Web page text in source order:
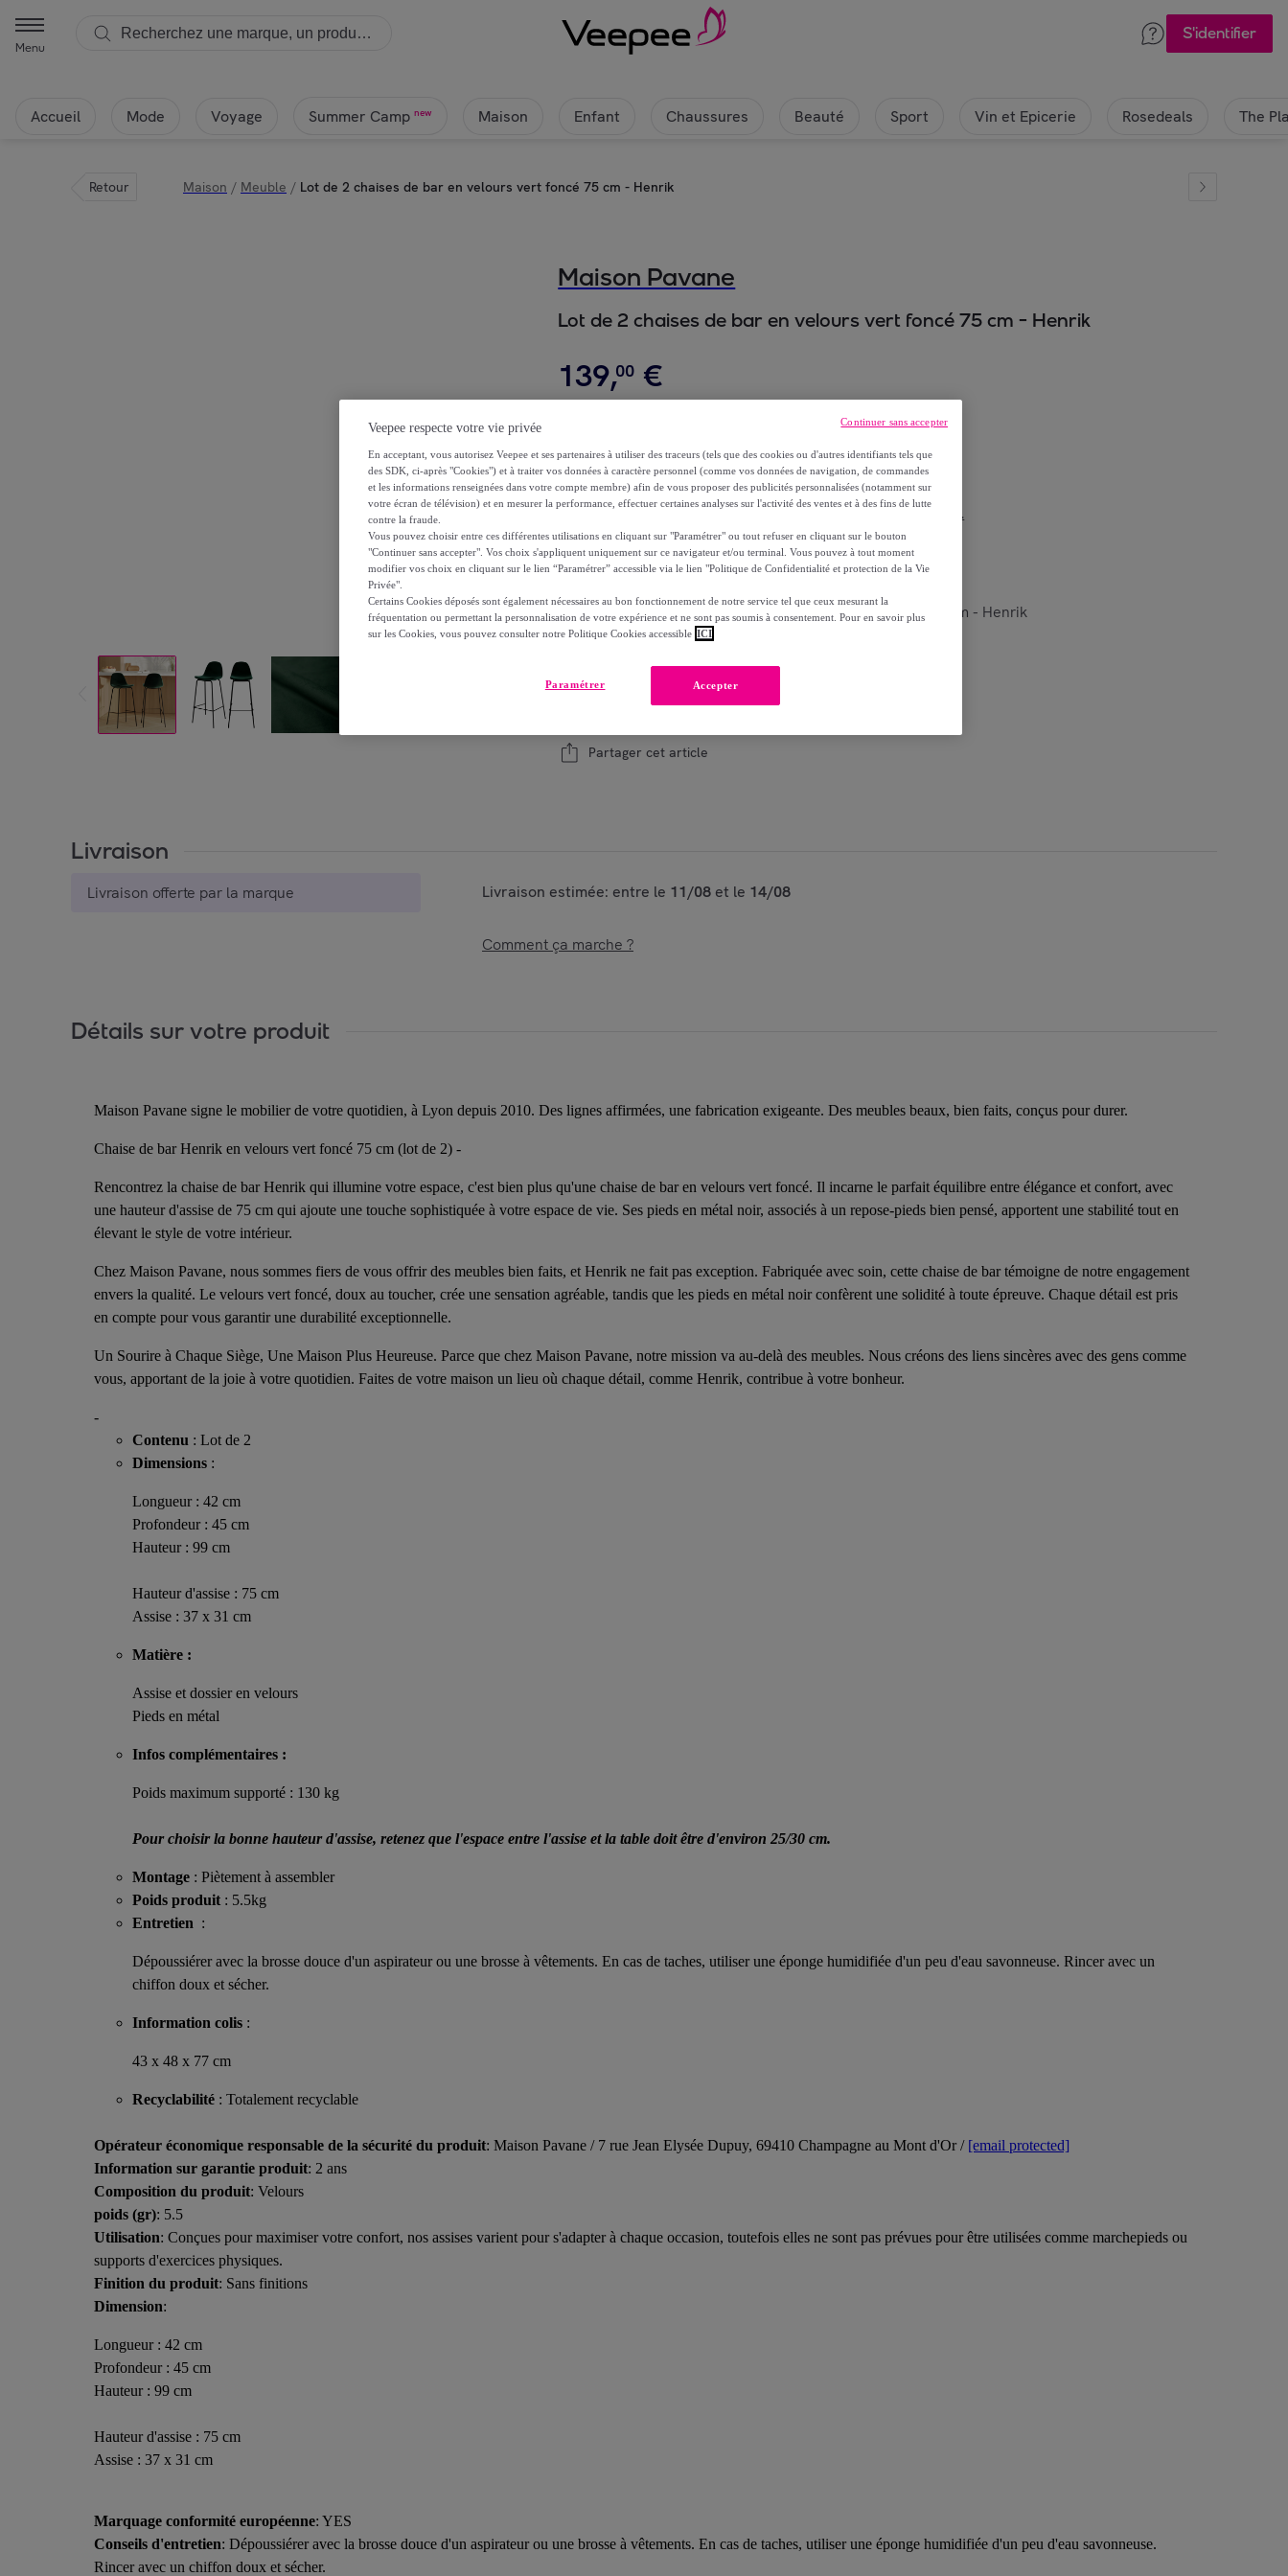
Menu
S'identifier
Accueil Mode Voyage Summer Camp new Maison Enfant Chaussures Beauté Sport Vin et Epicerie Rosedeals The
Retour Maison / Meuble / Lot de 2 chaises de bar en velours vert foncé 75 cm - Henrik
Maison Pavane
Lot de 2 chaises de bar en velours vert foncé 75 cm - Henrik
139,00 €
dontéco-part.: 3,88 €
Reprise possible de votre ancien produit voir les conditions.
Modèle : Lot de 2 chaises de bar en velours vert foncé 75 cm - Henrik
Maison Pavane
Partager cet article
Livraison
Livraison offerte par la marque Livraison estimée: entre le 11/08 et le 14/08
Comment ça marche ?
Détails sur votre produit
Maison Pavane signe le mobilier de votre quotidien, à Lyon depuis 2010. Des lignes affirmées, une fabrication exigeante. Des meubles beaux, bien faits, conçus pour durer.
Chaise de bar Henrik en velours vert foncé 75 cm (lot de 2) -
Rencontrez la chaise de bar Henrik qui illumine votre espace, c'est bien plus qu'une chaise de bar en velours vert foncé. Il incarne le parfait équilibre entre élégance et confort, avec
une hauteur d'assise de 75 cm qui ajoute une touche sophistiquée à votre espace de vie. Ses pieds en métal noir, associés à un repose-pieds bien pensé, apportent une stabilité tout en
élevant le style de votre intérieur.
Chez Maison Pavane, nous sommes fiers de vous offrir des meubles bien faits, et Henrik ne fait pas exception. Fabriquée avec soin, cette chaise de bar témoigne de notre engagement
envers la qualité. Le velours vert foncé, doux au toucher, crée une sensation agréable, tandis que les pieds en métal noir confèrent une solidité à toute épreuve. Chaque détail est pris
en compte pour vous garantir une durabilité exceptionnelle.
Un Sourire à Chaque Siège, Une Maison Plus Heureuse. Parce que chez Maison Pavane, notre mission va au-delà des meubles. Nous créons des liens sincères avec des gens comme
vous, apportant de la joie à votre quotidien. Faites de votre maison un lieu où chaque détail, comme Henrik, contribue à votre bonheur.
-
Contenu : Lot de 2
Dimensions :
Longueur : 42 cm
Profondeur : 45 cm
Hauteur : 99 cm
Hauteur d'assise : 75 cm
Assise : 37 x 31 cm
Matière :
Assise et dossier en velours
Pieds en métal
Infos complémentaires :
Poids maximum supporté : 130 kg
Pour choisir la bonne hauteur d'assise, retenez que l'espace entre l'assise et la table doit être d'environ 25/30 cm.
Montage : Piètement à assembler
Poids produit : 5.5kg
Entretien :
Dépoussiérer avec la brosse douce d'un aspirateur ou une brosse à vêtements. En cas de taches, utiliser une éponge humidifiée d'un peu d'eau savonneuse. Rincer avec un
chiffon doux et sécher.
Information colis :
43 x 48 x 77 cm
Recyclabilité : Totalement recyclable
Opérateur économique responsable de la sécurité du produit: Maison Pavane / 7 rue Jean Elysée Dupuy, 69410 Champagne au Mont d'Or / [email protected]
Information sur garantie produit: 2 ans
Composition du produit: Velours
poids (gr): 5.5
Utilisation: Conçues pour maximiser votre confort, nos assises varient pour s'adapter à chaque occasion, toutefois elles ne sont pas prévues pour être utilisées comme marchepieds ou
supports d'exercices physiques.
Finition du produit: Sans finitions
Dimension:
Longueur : 42 cm
Profondeur : 45 cm
Hauteur : 99 cm
Hauteur d'assise : 75 cm
Assise : 37 x 31 cm
Marquage conformité européenne: YES
Conseils d'entretien: Dépoussiérer avec la brosse douce d'un aspirateur ou une brosse à vêtements. En cas de taches, utiliser une éponge humidifiée d'un peu d'eau savonneuse.
Rincer avec un chiffon doux et sécher.
Veepee respecte votre vie privée
En acceptant, vous autorisez Veepee et ses partenaires à utiliser des traceurs (tels que des cookies ou d'autres identifiants tels que
des SDK, ci-après "Cookies") et à traiter vos données à caractère personnel (comme vos données de navigation, de commandes
et les informations renseignées dans votre compte membre) afin de vous proposer des publicités personnalisées (notamment sur
votre écran de télévision) et en mesurer la performance, effectuer certaines analyses sur l'activité des ventes et à des fins de lutte
contre la fraude.
Vous pouvez choisir entre ces différentes utilisations en cliquant sur "Paramétrer" ou tout refuser en cliquant sur le bouton
"Continuer sans accepter". Vos choix s'appliquent uniquement sur ce navigateur et/ou terminal. Vous pouvez à tout moment
modifier vos choix en cliquant sur le lien “Paramétrer” accessible via le lien "Politique de Confidentialité et protection de la Vie
Privée".
Certains Cookies déposés sont également nécessaires au bon fonctionnement de notre service tel que ceux mesurant la
fréquentation ou permettant la personnalisation de votre expérience et ne sont pas soumis à consentement. Pour en savoir plus
sur les Cookies, vous pouvez consulter notre Politique Cookies accessible ICI
Accepter
Paramétrer
Continuer sans accepter